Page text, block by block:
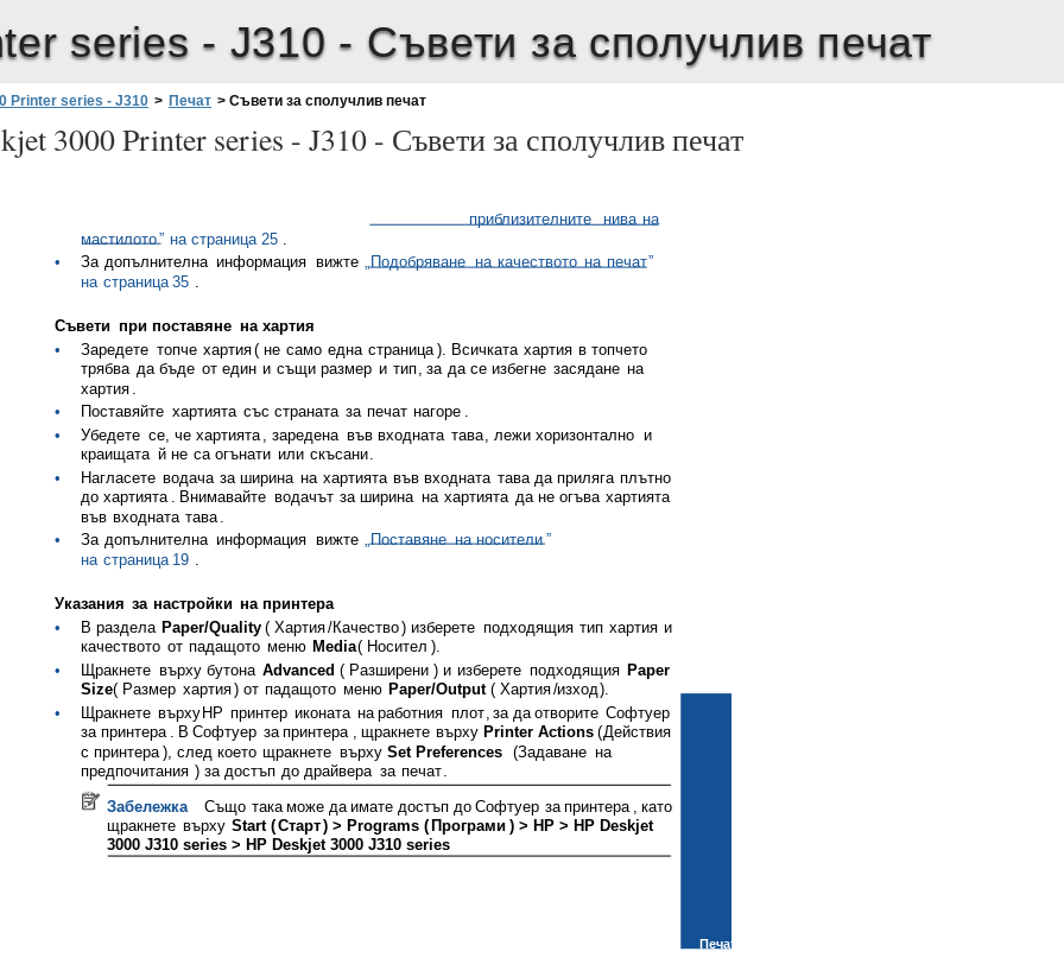
series - J310 - Съвети за сполучлив печат
Printer series - J310 > Печат > Съвети за сполучлив печат
3000 Printer series - J310 - Съвети за сполучлив печат
приблизителните нива на
мастилото” на страница 25 .
•
За допълнителна информация вижте „Подобряване на качеството на печат”
на страница 35 .
Съвети при поставяне на хартия
•
Заредете топче хартия( не само една страница ). Всичката хартия в топчето
трябва да бъде от един и същи размер и тип, за да се избегне засядане на
хартия .
•
Поставяйте хартията със страната за печат нагоре .
•
Убедете се, че хартията , заредена във входната тава, лежи хоризонтално и
краищата й не са огънати или скъсани.
•
Нагласете водача за ширина на хартията във входната тава да приляга плътно
до хартията . Внимавайте водачът за ширина на хартията да не огъва хартията
във входната тава .
•
За допълнителна информация вижте „Поставяне на носители ”
на страница 19 .
Указания за настройки на принтера
•
В раздела Paper/Quality ( Хартия/Качество) изберете подходящия тип хартия и
качеството от падащото меню Media( Носител ).
•
Щракнете върху бутона Advanced ( Разширени ) и изберете подходящия Paper
Size( Размер хартия) от падащото меню Paper/Output ( Хартия/изход).
•
Щракнете върху HP принтер иконата на работния плот, за да отворите Софтуер
за принтера . В Софтуер за принтера , щракнете върху Printer Actions (Действия
с принтера ), след което щракнете върху Set Preferences (Задаване на
предпочитания ) за достъп до драйвера за печат.
Забележка
Също така може да имате достъп до Софтуер за принтера , като
щракнете върху Start (Старт) > Programs ( Програми ) > HP > HP Deskjet
3000 J310 series > HP Deskjet 3000 J310 series
Печат